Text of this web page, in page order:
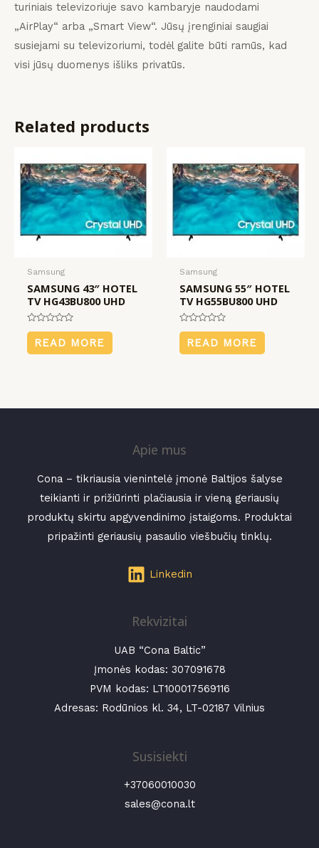
turiniais televizoriuje savo kambaryje naudodami
„AirPlay“ arba „Smart View“. Jūsų įrenginiai saugiai
susiejami su televizoriumi, todėl galite būti ramūs, kad
visi jūsų duomenys išliks privatūs.
Related products
Samsung
SAMSUNG 43″ HOTEL
TV HG43BU800 UHD
Rated
out
of
READ MORE
Samsung
SAMSUNG 55″ HOTEL
TV HG55BU800 UHD
Rated
out
of
READ MORE
Apie mus
Cona – tikriausia vienintelė įmonė Baltijos šalyse
teikianti ir prižiūrinti plačiausia ir vieną geriausių
produktų skirtu apgyvendinimo įstaigoms. Produktai
pripažinti geriausių pasaulio viešbučių tinklų.
Linkedin
Rekvizitai
UAB “Cona Baltic”
Įmonės kodas: 307091678
PVM kodas: LT100017569116
Adresas: Rodūnios kl. 34, LT-02187 Vilnius
Susisiekti
+37060010030
sales@cona.lt